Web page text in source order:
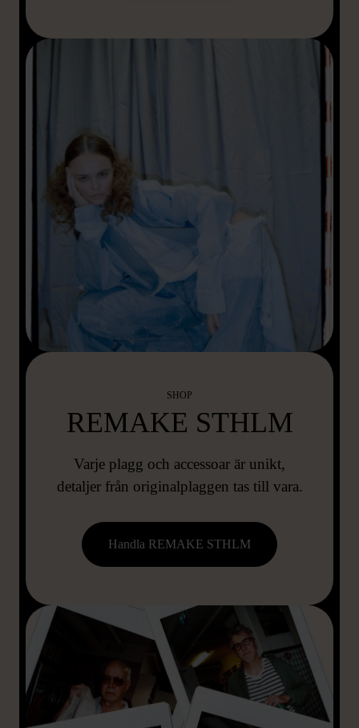
SHOP
REMAKE STHLM
Varje plagg och accessoar är unikt,
detaljer från originalplaggen tas till vara.
Handla REMAKE STHLM